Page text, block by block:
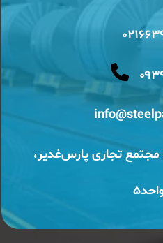
فتح، مجتمع تجاری پارس‌غدیر،